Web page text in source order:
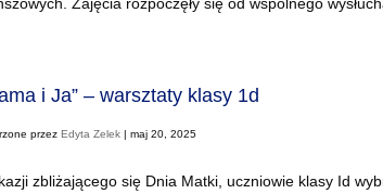
i Ja” – warsztaty klasy 1d
przezEdyta Zelek |maj 20, 2025
zbliżającego się Dnia Matki, uczniowie klasy Id